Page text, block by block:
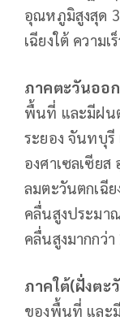
อุณหภูมิสูงสุด
เฉียงใต้ ความ
ภาคตะวันออก
พื้นที่ และมีฝน
ระยอง จันทบุ
องศาเซลเซีย
ลมตะวันตกเฉี
คลื่นสูงประมา
คลื่นสูงมากกว่า
ภาคใต้(ฝั่งตะ
ของพื้นที่ และ